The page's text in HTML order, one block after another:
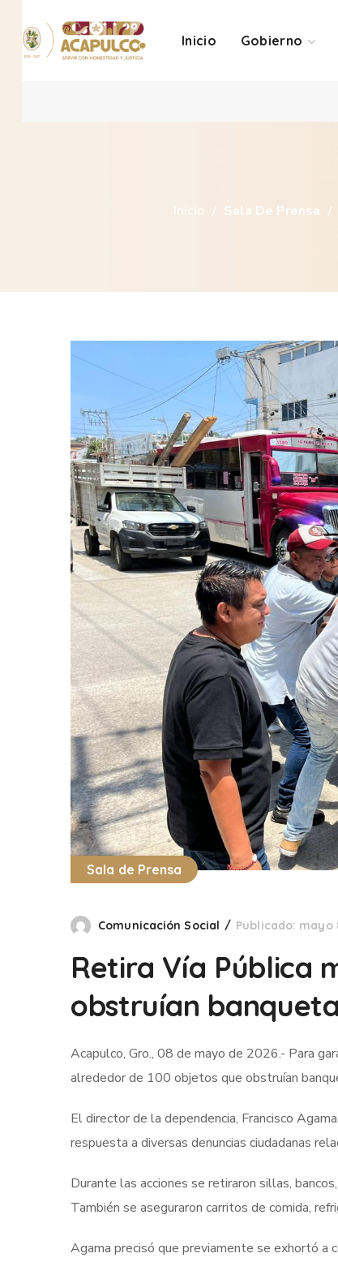
Inicio Gobierno
Inicio Sala De Prensa
Sala de Prensa
Comunicación Social Publicado: mayo
Retira Vía Pública
obstruían
Acapulco, Gro., 08 de mayo de 2026.- Para
alrededor de 100 objetos que obstruían
El director de la dependencia, Francisco
respuesta a diversas denuncias ciudadanas
Durante las acciones se retiraron sillas,
También se aseguraron carritos de comida,
Agama precisó que previamente se exhortó a